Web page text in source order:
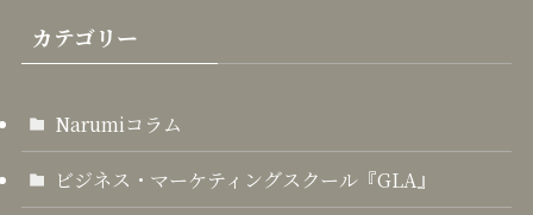
カテゴリー
Narumiコラム
ビジネス・マーケティングスクール『GLA』